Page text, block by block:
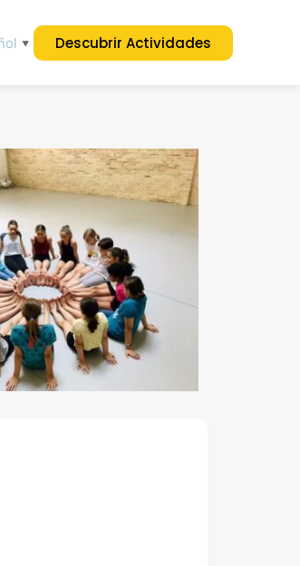
▼ Descubrir Actividades